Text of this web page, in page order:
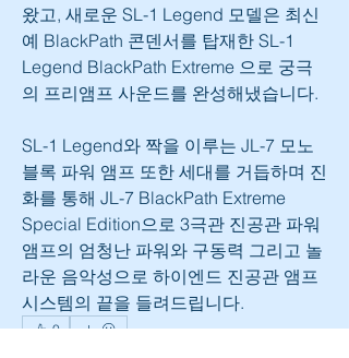
왔고, 새로운 SL-1 Legend 모델은 최신
예 BlackPath 콘덴서를 탑재한 SL-1
Legend BlackPath Extreme 으로 궁극
의 프리앰프 사운드를 완성해냈습니다.
SL-1 Legend와 짝을 이루는 JL-7 모노
블록 파워 앰프 또한 세대를 거듭하며 진
화를 통해 JL-7 BlackPath Extreme
Special Edition으로 3극관 진공관 파워
앰프의 엄청난 파워와 구동력 그리고 놀
라운 음악성으로 하이엔드 진공관 앰프
시스템의 끝을 들려드립니다.
0